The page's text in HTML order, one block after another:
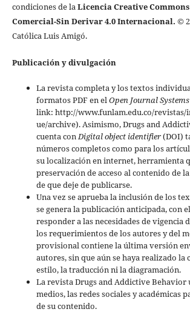
condiciones de laLicencia Creative
Comercial-Sin Derivar 4.0 Internacional. ©
Católica Luis Amigó.
Publicación y divulgación
La revista completa y los textos
formatos PDF en elOpen Journal Systems
link: http://www.funlam.edu.co/revistas/
ue/archive). Asimismo, Drugs and
cuenta conDigital object identifier(DOI)
números completos como para los
su localización en internet, herramienta
preservación de acceso al contenido de
de que deje de publicarse.
Una vez se aprueba la inclusión de los
se genera la publicación anticipada, con
responder a las necesidades de vigencia
los requerimientos de los autores y del
provisional contiene la última versión
autores, sin que aún se haya realizado la
estilo, la traducción ni la diagramación.
La revista Drugs and Addictive
medios, las redes sociales y académicas
de su contenido.